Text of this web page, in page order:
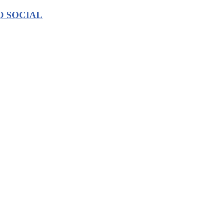
SOCIAL